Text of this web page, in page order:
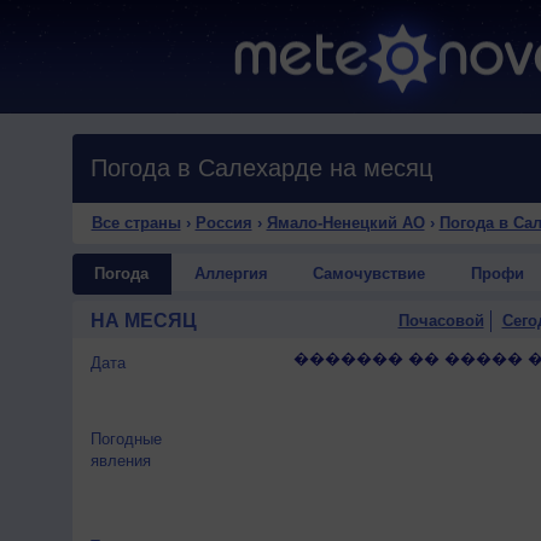
Погода в Салехарде на месяц
Все страны › Россия › Ямало-Ненецкий АО› Погода в
Погода Аллергия Самочувствие Профи
НА МЕСЯЦ Почасовой
Дата
Погодные
явления
������� �� �����